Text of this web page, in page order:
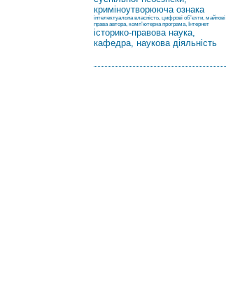
криміноутворююча ознака
інтелектуальна власність, цифрові об’єкти, майнові
права автора, комп’ютерна програма, Інтернет
історико-правова наука,
кафедра, наукова діяльність